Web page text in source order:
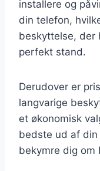
installere og
din telefon,
beskyttelse, der
perfekt stand.
Derudover er
langvarige
et økonomisk
bedste ud af din
bekymre dig om